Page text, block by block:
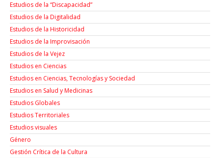
Estudios de la “Discapacidad”
Estudios de la Digitalidad
Estudios de la Historicidad
Estudios de la Improvisación
Estudios de la Vejez
Estudios en Ciencias
Estudios en Ciencias, Tecnologías y Sociedad
Estudios en Salud y Medicinas
Estudios Globales
Estudios Territoriales
Estudios visuales
Género
Gestión Crítica de la Cultura